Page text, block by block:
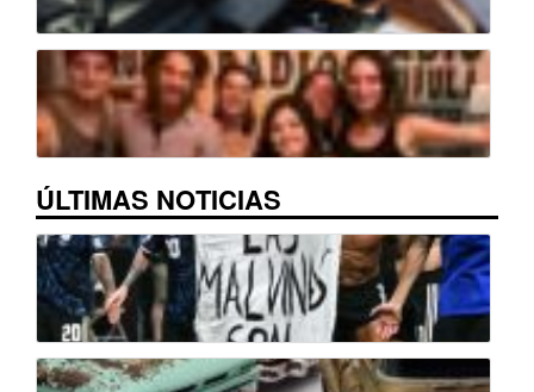
ÚLTIMAS NOTICIAS